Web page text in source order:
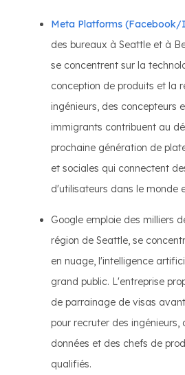
Meta Platforms
des bureaux à Seattle et à
se concentrent sur la
conception de produits et la
ingénieurs, des concepteurs
immigrants contribuent au
prochaine génération de
et sociales qui connectent
d'utilisateurs dans le monde
Google emploie des milliers
région de Seattle, se
en nuage, l'intelligence
grand public. L'entreprise
de parrainage de visas
pour recruter des ingénieurs,
données et des chefs de
qualifiés.